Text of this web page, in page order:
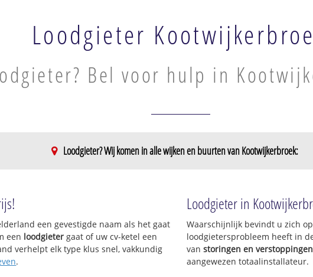
Loodgieter
Bel voor hulp in
Loodgieter? Wij komen in alle wijken en buurten van Kootwijkerbroek:
west
een gevestigde naam als het gaat
een loodgieter gaat of uw cv-ketel een
verhelpt elk type klus snel, vakkundig
.
Loodgieter in
Waarschijnlijk bevindt u zich
loodgietersprobleem heeft in
van storingen en verstoppingen
aangewezen totaalinstallateur.